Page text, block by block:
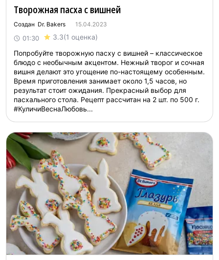
Творожная пасха с вишней
Создан Dr. Bakers 15.04.2023
01:30 3.3(1 оценка)
Попробуйте творожную пасху с вишней – классическое
блюдо с необычным акцентом. Нежный творог и сочная
вишня делают это угощение по-настоящему особенным.
Время приготовления занимает около 1,5 часов, но
результат стоит ожидания. Прекрасный выбор для
пасхального стола. Рецепт рассчитан на 2 шт. по 500 г.
#КуличиВеснаЛюбовь...